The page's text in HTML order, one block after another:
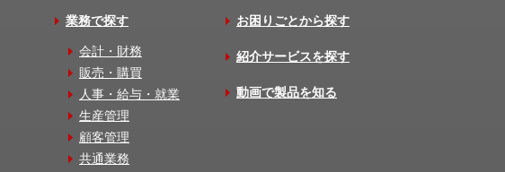
業務で探す
会計・財務
販売・購買
人事・給与・就業
生産管理
顧客管理
共通業務
お困りごとから探す
紹介サービスを探す
動画で製品を知る